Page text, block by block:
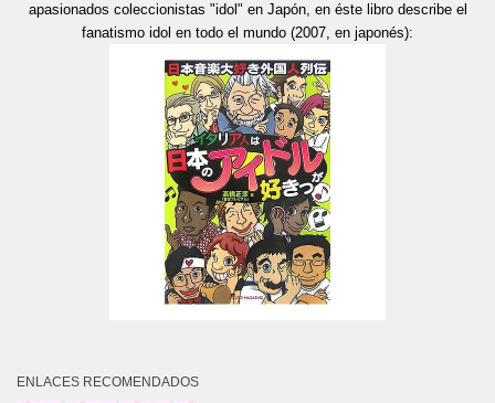
apasionados coleccionistas "idol" en Japón, en éste libro describe el
fanatismo idol en todo el mundo (2007, en japonés):
ENLACES RECOMENDADOS